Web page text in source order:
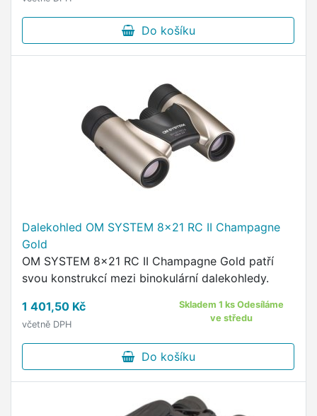
Do košíku
Dalekohled OM SYSTEM 8x21 RC II Champagne
Gold
OM SYSTEM 8x21 RC II Champagne Gold patří
svou konstrukcí mezi binokulární dalekohledy.
1 401,50 Kč
včetně DPH
Skladem 1 ks Odesíláme
ve středu
Do košíku